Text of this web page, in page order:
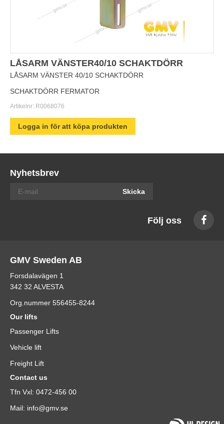
LÅSARM VÄNSTER40/10 SCHAKTDÖRR
LÅSARM VÄNSTER 40/10 SCHAKTDÖRR
SCHAKTDÖRR FERMATOR
Artikelnr: R0068076
Logga in för att köpa produkten
Nyhetsbrev
Skicka
Följ oss
GMV Sweden AB
Forsdalavägen 1
342 32 ALVESTA
Org.nummer 556455-8244
Our lifts
Passenger Lifts
Vehicle lift
Freight Lift
Contact us
Tfn Vxl: 0472-456 00
Mail: info@gmv.se